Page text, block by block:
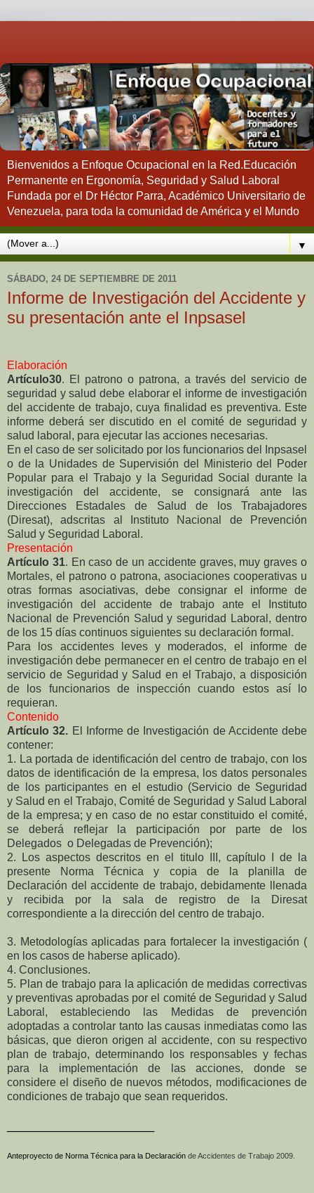
Bienvenidos a Enfoque Ocupacional en la Red.Educación
Permanente en Ergonomía, Seguridad y Salud Laboral
Fundada por el Dr Héctor Parra, Académico Universitario de
Venezuela, para toda la comunidad de América y el Mundo
▼
SÁBADO, 24 DE SEPTIEMBRE DE 2011
Informe de Investigación del Accidente y
su presentación ante el Inpsasel
Elaboración
Artículo30. El patrono o patrona, a través del servicio de
seguridad y salud debe elaborar el informe de investigación
del accidente de trabajo, cuya finalidad es preventiva. Este
informe deberá ser discutido en el comité de seguridad y
salud laboral, para ejecutar las acciones necesarias.
En el caso de ser solicitado por los funcionarios del Inpsasel
o de la Unidades de Supervisión del Ministerio del Poder
Popular para el Trabajo y la Seguridad Social durante la
investigación del accidente, se consignará ante las
Direcciones Estadales de Salud de los Trabajadores
(Diresat), adscritas al Instituto Nacional de Prevención
Salud y Seguridad Laboral.
Presentación
Artículo 31. En caso de un accidente graves, muy graves o
Mortales, el patrono o patrona, asociaciones cooperativas u
otras formas asociativas, debe consignar el informe de
investigación del accidente de trabajo ante el Instituto
Nacional de Prevención Salud y seguridad Laboral, dentro
de los 15 días continuos siguientes su declaración formal.
Para los accidentes leves y moderados, el informe de
investigación debe permanecer en el centro de trabajo en el
servicio de Seguridad y Salud en el Trabajo, a disposición
de los funcionarios de inspección cuando estos así lo
requieran.
Contenido
Artículo 32. El Informe de Investigación de Accidente debe
contener:
1. La portada de identificación del centro de trabajo, con los
datos de identificación de la empresa, los datos personales
de los participantes en el estudio (Servicio de Seguridad
y Salud en el Trabajo, Comité de Seguridad y Salud Laboral
de la empresa; y en caso de no estar constituido el comité,
se deberá reflejar la participación por parte de los
Delegados o Delegadas de Prevención);
2. Los aspectos descritos en el titulo III, capítulo I de la
presente Norma Técnica y copia de la planilla de
Declaración del accidente de trabajo, debidamente llenada
y recibida por la sala de registro de la Diresat
correspondiente a la dirección del centro de trabajo.
3. Metodologías aplicadas para fortalecer la investigación (
en los casos de haberse aplicado).
4. Conclusiones.
5. Plan de trabajo para la aplicación de medidas correctivas
y preventivas aprobadas por el comité de Seguridad y Salud
Laboral, estableciendo las Medidas de prevención
adoptadas a controlar tanto las causas inmediatas como las
básicas, que dieron origen al accidente, con su respectivo
plan de trabajo, determinando los responsables y fechas
para la implementación de las acciones, donde se
considere el diseño de nuevos métodos, modificaciones de
condiciones de trabajo que sean requeridos.
Anteproyecto de Norma Técnica para la Declaración de Accidentes de Trabajo 2009.